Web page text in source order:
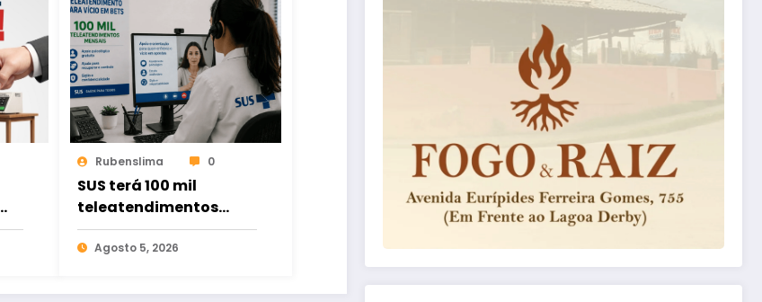
Rubenslima 0
SUS terá 100 mil
teleatendimentos
para pessoas com
problemas de apostas
Agosto 5, 2026